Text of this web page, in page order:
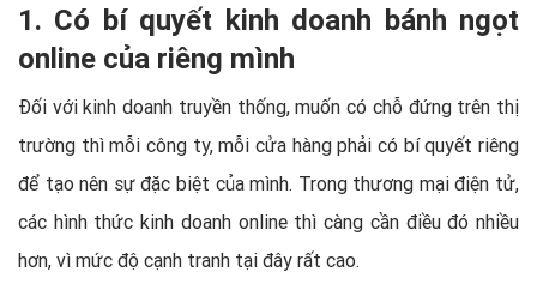
1. Có bí quyết kinh doanh bánh ngọt
online của riêng mình
Đối với kinh doanh truyền thống, muốn có chỗ đứng trên thị
trường thì mỗi công ty, mỗi cửa hàng phải có bí quyết riêng
để tạo nên sự đặc biệt của mình. Trong thương mại điện tử,
các hình thức kinh doanh online thì càng cần điều đó nhiều
hơn, vì mức độ cạnh tranh tại đây rất cao.